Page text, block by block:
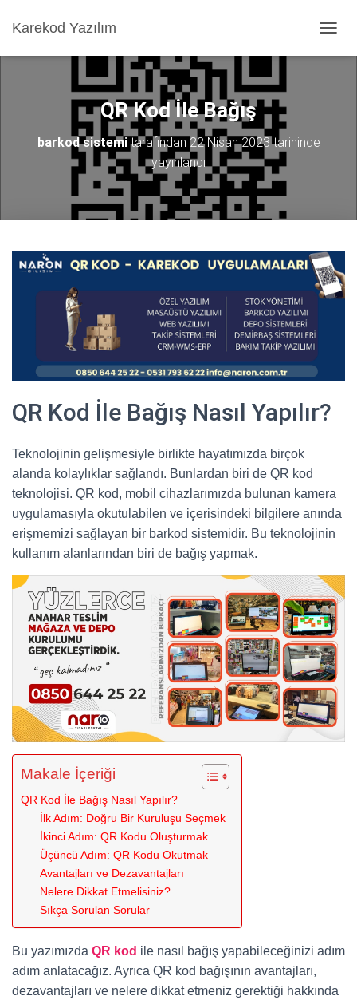
Karekod Yazılım
E
A
QR Kod İle Bağış
barkod sistemitarafından22 Nisan 2023tarihinde
yayınlandı
QR Kod İle Bağış Nasıl Yapılır?
Teknolojinin gelişmesiyle birlikte hayatımızda birçok
alanda kolaylıklar sağlandı. Bunlardan biri de QR kod
teknolojisi. QR kod, mobil cihazlarımızda bulunan kamera
uygulamasıyla okutulabilen ve içerisindeki bilgilere anında
erişmemizi sağlayan bir barkod sistemidir. Bu teknolojinin
kullanım alanlarından biri de bağış yapmak.
Makale İçeriği
QR Kod İle Bağış Nasıl Yapılır?
İlk Adım: Doğru Bir Kuruluşu Seçmek
İkinci Adım: QR Kodu Oluşturmak
Üçüncü Adım: QR Kodu Okutmak
Avantajları ve Dezavantajları
Nelere Dikkat Etmelisiniz?
Sıkça Sorulan Sorular
Bu yazımızda QR kod ile nasıl bağış yapabileceğinizi adım
adım anlatacağız. Ayrıca QR kod bağışının avantajları,
dezavantajları ve nelere dikkat etmeniz gerektiği hakkında